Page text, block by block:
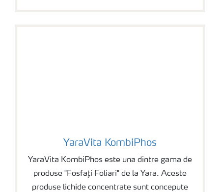
YaraVita KombiPhos
YaraVita KombiPhos este una dintre gama de
produse "Fosfați Foliari" de la Yara. Aceste
produse lichide concentrate sunt concepute